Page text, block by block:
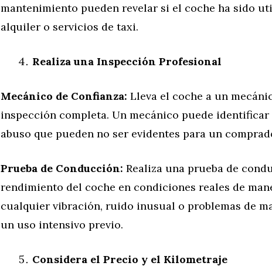
mantenimiento pueden revelar si el coche ha sido
alquiler o servicios de taxi.
Realiza una Inspección Profesional
Mecánico de Confianza: Lleva el coche a un
inspección completa. Un mecánico puede identificar
abuso que pueden no ser evidentes para un
Prueba de Conducción: Realiza una prueba de
rendimiento del coche en condiciones reales de
cualquier vibración, ruido inusual o problemas de
un uso intensivo previo.
Considera el Precio y el Kilometraje